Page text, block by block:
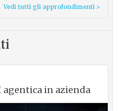
Vedi tutti gli approfondimenti >
in azienda